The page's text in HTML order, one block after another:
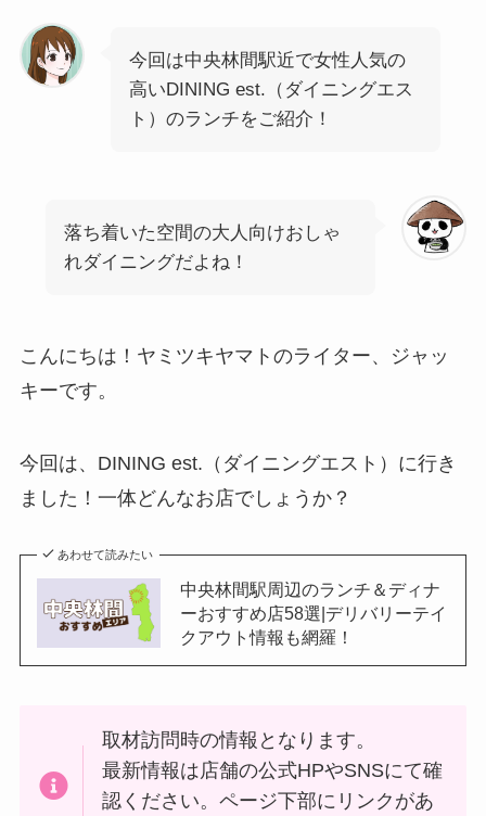
今回は中央林間駅近で女性人気の
高いDINING est.（ダイニングエス
ト）のランチをご紹介！
落ち着いた空間の大人向けおしゃ
れダイニングだよね！
こんにちは！ヤミツキヤマトのライター、ジャッ
キーです。
今回は、DINING est.（ダイニングエスト）に行き
ました！一体どんなお店でしょうか？
あわせて読みたい
中央林間駅周辺のランチ＆ディナ
ーおすすめ店58選|デリバリーテイ
クアウト情報も網羅！
取材訪問時の情報となります。
最新情報は店舗の公式HPやSNSにて確
認ください。ページ下部にリンクがあ